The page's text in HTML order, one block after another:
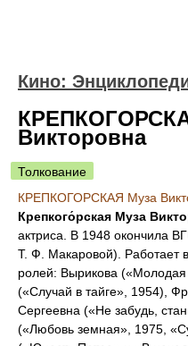
Кино:
Викторовна
Толкование
КРЕПКОГОРСКАЯ Муза
Крепкого́рская Муза
актриса. В 1948 окончила
Т. Ф. Макаровой). Работает
ролей: Вырикова («Молодая
(«Случай в тайге», 1954),
Сергеевна («Не забудь,
(«Любовь земная», 1975,